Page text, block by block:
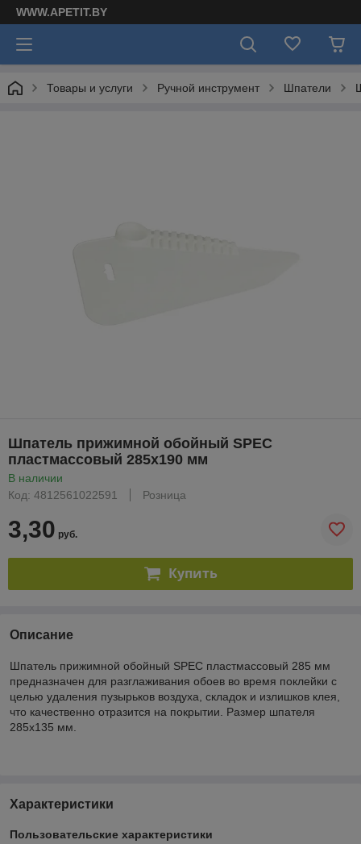
WWW.APETIT.BY
Товары и услуги Ручной инструмент Шпатели
Шпатель прижимной обойный SPEC
пластмассовый 285х190 мм
В наличии
Код: 4812561022591
Розница
3,30 руб.
Купить
Описание
Шпатель прижимной обойный SPEC пластмассовый 285 мм
предназначен для разглаживания обоев во время поклейки с
целью удаления пузырьков воздуха, складок и излишков клея,
что качественно отразится на покрытии. Размер шпателя
285x135 мм.
Характеристики
Пользовательские характеристики